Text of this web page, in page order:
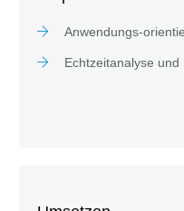
Anwendungs-
Echtzeitanalyse